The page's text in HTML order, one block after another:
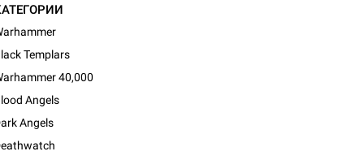
Templars
40,000
Angels
Angels